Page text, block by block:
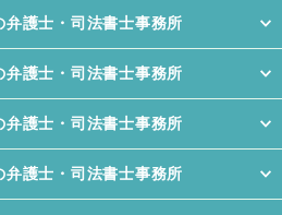
弁護士・司法書士事務所
弁護士・司法書士事務所
弁護士・司法書士事務所
弁護士・司法書士事務所